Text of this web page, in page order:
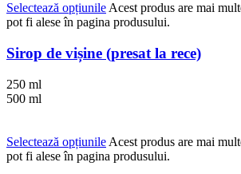
Selectează opțiunile Acest produs are mai
pot fi alese în pagina produsului.
Sirop de vișine (presat la rece)
250 ml
500 ml
Selectează opțiunile Acest produs are mai
pot fi alese în pagina produsului.